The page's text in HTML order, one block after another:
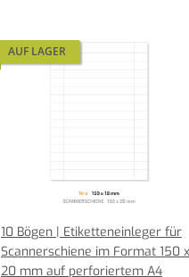
AUF LAGER
10 Bögen | Etiketteneinleger für
Scannerschiene im Format 150 x
20 mm auf perforiertem A4